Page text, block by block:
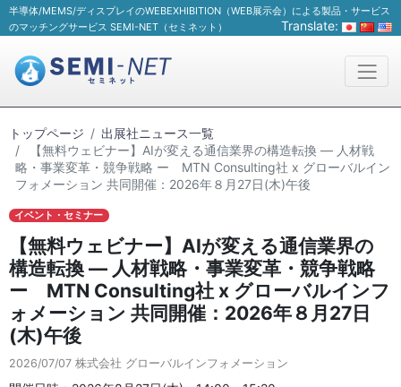
半導体/MEMS/ディスプレイのWEBEXHIBITION（WEB展示会）による製品・サービス
のマッチングサービス SEMI-NET（セミネット）
Translate:
トップページ
出展社ニュース一覧
【無料ウェビナー】AIが変える通信業界の構造転換 ― 人材戦
略・事業変革・競争戦略 ー MTN Consulting社 x グローバルイン
フォメーション 共同開催：2026年８月27日(木)午後
イベント・セミナー
【無料ウェビナー】AIが変える通信業界の
構造転換 ― 人材戦略・事業変革・競争戦略
ー MTN Consulting社 x グローバルインフ
ォメーション 共同開催：2026年８月27日
(木)午後
2026/07/07 株式会社 グローバルインフォメーション